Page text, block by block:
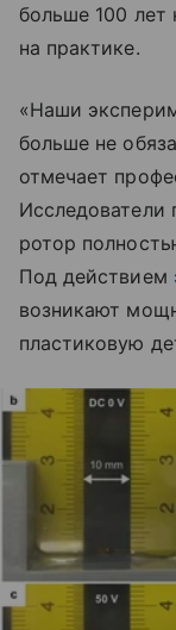
больше 100 лет
на практике.
«Наши
больше не
отмечает
Исследователи
ротор
Под действием
возникают
пластиковую